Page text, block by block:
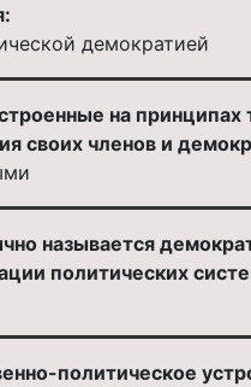
демократией
на
своих членов и
называется
политических
политическое